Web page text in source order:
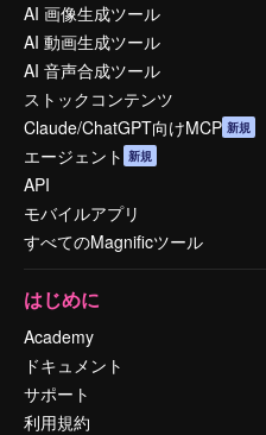
AI 画像生成ツール
AI 動画生成ツール
AI 音声合成ツール
ストックコンテンツ
Claude/ChatGPT向けMCP 新規
エージェント 新規
API
モバイルアプリ
すべてのMagnificツール
はじめに
Academy
ドキュメント
サポート
利用規約